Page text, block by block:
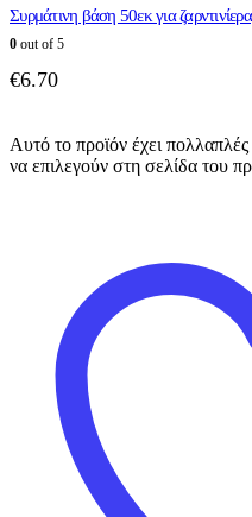
Συρμάτινη βάση 50εκ για
0 out of 5
€6.70
Αυτό το προϊόν έχει
να επιλεγούν στη σελίδα του